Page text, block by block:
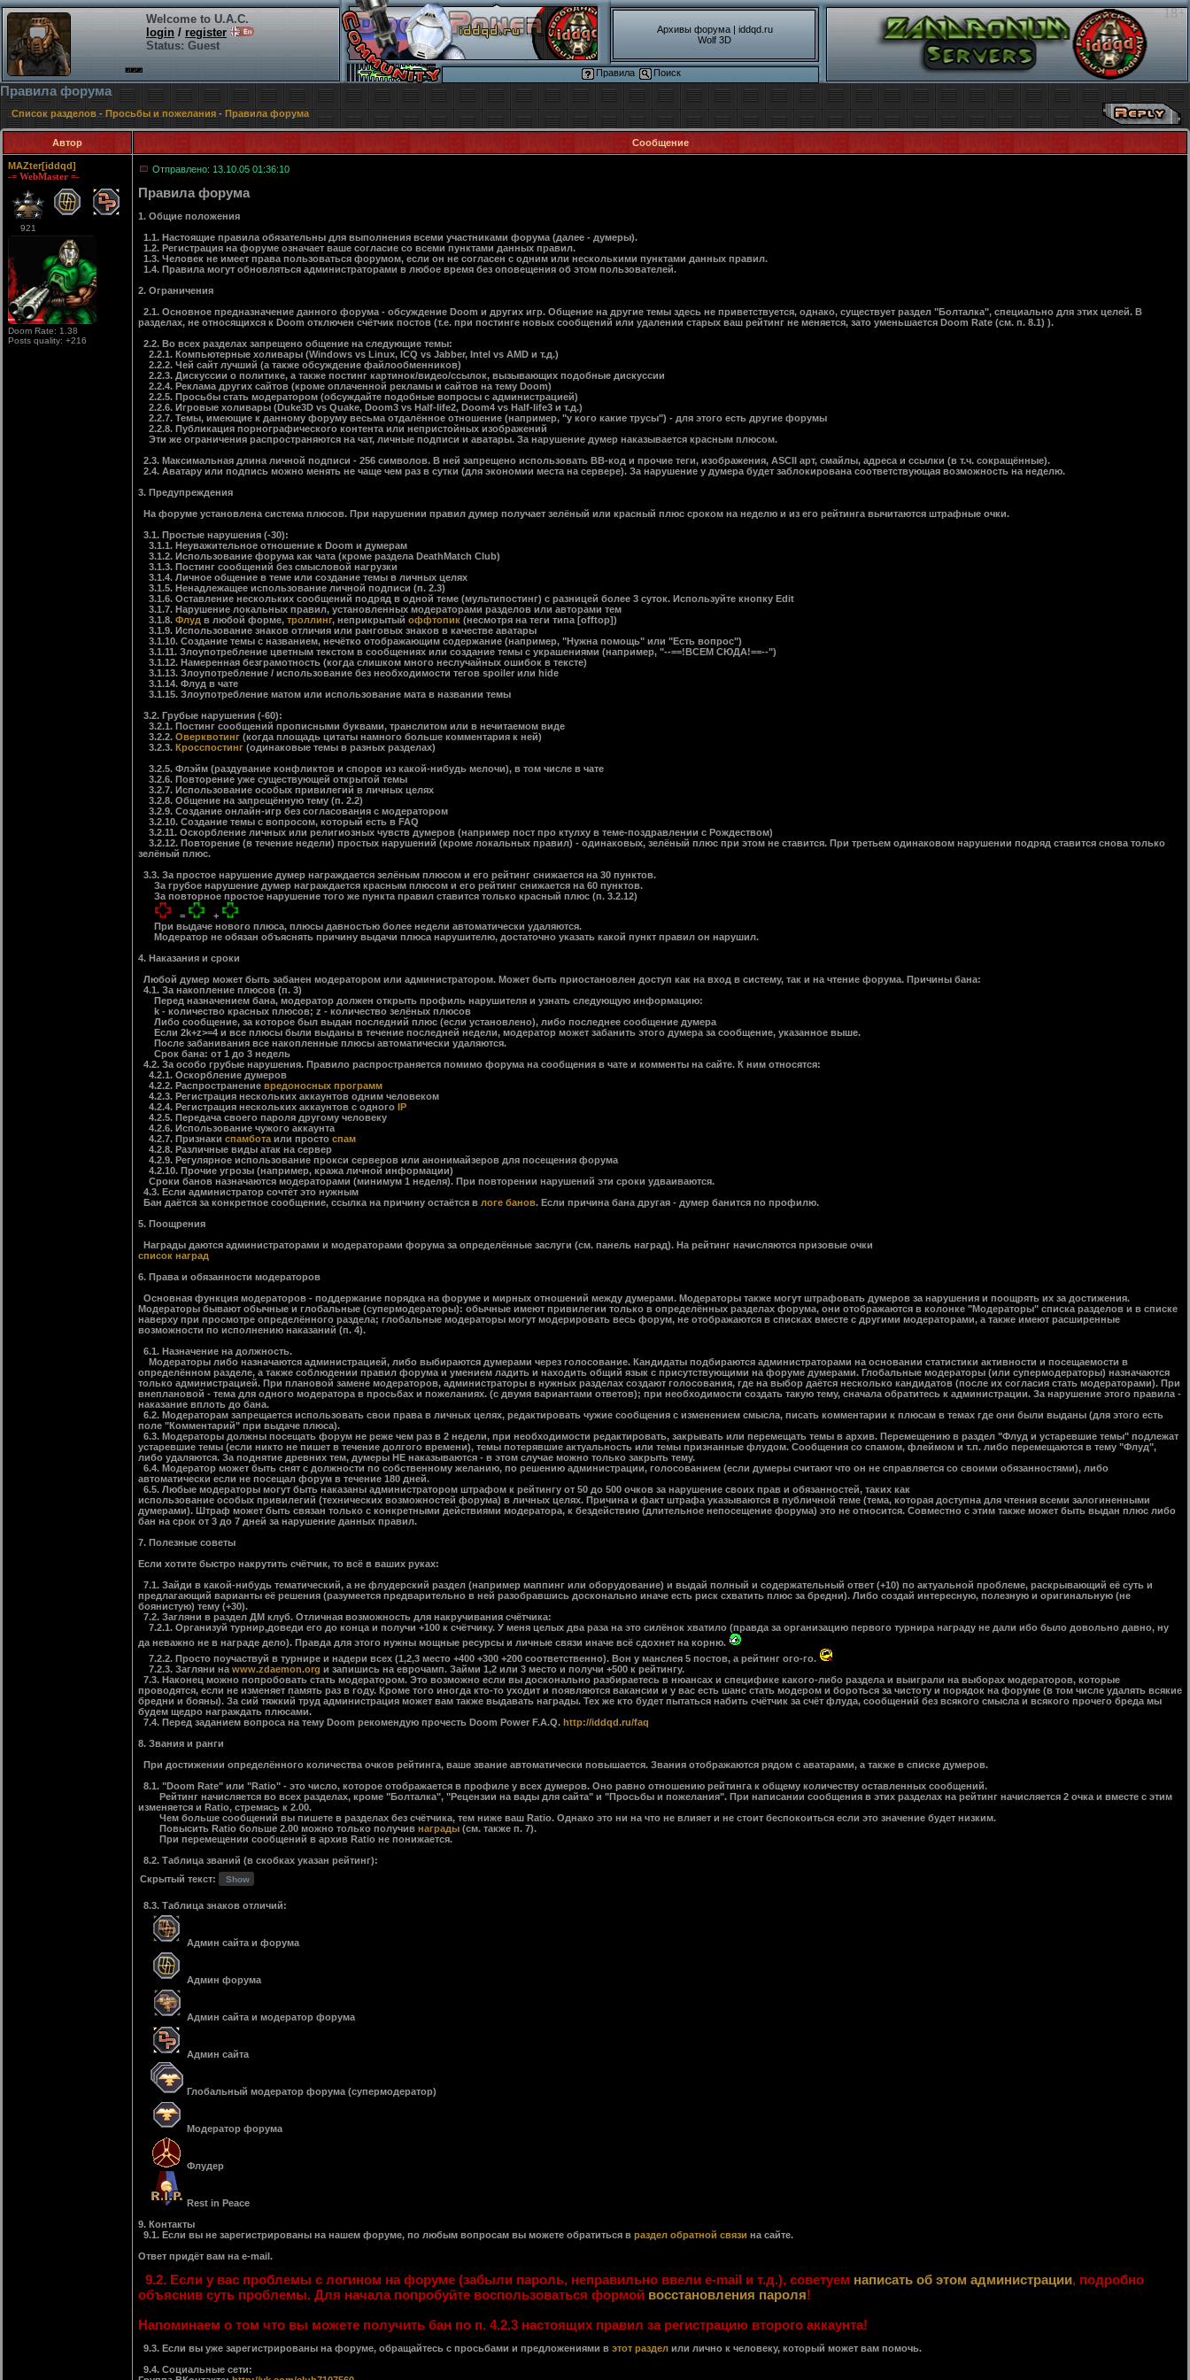
Welcome to U.A.C.
login / register
Status: Guest
Архивы форума| iddqd.ru
Wolf 3D
Правила Поиск
18+
Правила форума
Список разделов - Просьбы и пожелания - Правила форума
Автор Сообщение
MAZter[iddqd]
-= WebMaster =-
921
Doom Rate: 1.38
Posts quality: +216
Отправлено: 13.10.05 01:36:10
Правила форума
1. Общие положения
1.1. Настоящие правила обязательны для выполнения всеми участниками форума (далее - думеры).
1.2. Регистрация на форуме означает ваше согласие со всеми пунктами данных правил.
1.3. Человек не имеет права пользоваться форумом, если он не согласен с одним или несколькими пунктами данных правил.
1.4. Правила могут обновляться администраторами в любое время без оповещения об этом пользователей.
2. Ограничения
2.1. Основное предназначение данного форума - обсуждение Doom и других игр. Общение на другие темы здесь не приветствуется, однако, существует раздел "Болталка", специально для этих целей. В
разделах, не относящихся к Doom отключен счётчик постов (т.е. при постинге новых сообщений или удалении старых ваш рейтинг не меняется, зато уменьшается Doom Rate (см. п. 8.1) ).
2.2. Во всех разделах запрещено общение на следующие темы:
2.2.1. Компьютерные холивары (Windows vs Linux, ICQ vs Jabber, Intel vs AMD и т.д.)
2.2.2. Чей сайт лучший (а также обсуждение файлообменников)
2.2.3. Дискуссии о политике, а также постинг картинок/видео/ссылок, вызывающих подобные дискуссии
2.2.4. Реклама других сайтов (кроме оплаченной рекламы и сайтов на тему Doom)
2.2.5. Просьбы стать модератором (обсуждайте подобные вопросы с администрацией)
2.2.6. Игровые холивары (Duke3D vs Quake, Doom3 vs Half-life2, Doom4 vs Half-life3 и т.д.)
2.2.7. Темы, имеющие к данному форуму весьма отдалённое отношение (например, "у кого какие трусы") - для этого есть другие форумы
2.2.8. Публикация порнографического контента или непристойных изображений
Эти же ограничения распространяются на чат, личные подписи и аватары. За нарушение думер наказывается красным плюсом.
2.3. Максимальная длина личной подписи - 256 символов. В ней запрещено использовать BB-код и прочие теги, изображения, ASCII арт, смайлы, адреса и ссылки (в т.ч. сокращённые).
2.4. Аватару или подпись можно менять не чаще чем раз в сутки (для экономии места на сервере). За нарушение у думера будет заблокирована соответствующая возможность на неделю.
3. Предупреждения
На форуме установлена система плюсов. При нарушении правил думер получает зелёный или красный плюс сроком на неделю и из его рейтинга вычитаются штрафные очки.
3.1. Простые нарушения (-30):
3.1.1. Неуважительное отношение к Doom и думерам
3.1.2. Использование форума как чата (кроме раздела DeathMatch Club)
3.1.3. Постинг сообщений без смысловой нагрузки
3.1.4. Личное общение в теме или создание темы в личных целях
3.1.5. Ненадлежащее использование личной подписи (п. 2.3)
3.1.6. Оставление нескольких сообщений подряд в одной теме (мультипостинг) с разницей более 3 суток. Используйте кнопку Edit
3.1.7. Нарушение локальных правил, установленных модераторами разделов или авторами тем
3.1.8. Флуд в любой форме, троллинг, неприкрытый оффтопик (несмотря на теги типа [offtop])
3.1.9. Использование знаков отличия или ранговых знаков в качестве аватары
3.1.10. Создание темы с названием, нечётко отображающим содержание (например, "Нужна помощь" или "Есть вопрос")
3.1.11. Злоупотребление цветным текстом в сообщениях или создание темы с украшениями (например, "--==!ВСЕМ СЮДА!==--")
3.1.12. Намеренная безграмотность (когда слишком много неслучайных ошибок в тексте)
3.1.13. Злоупотребление / использование без необходимости тегов spoiler или hide
3.1.14. Флуд в чате
3.1.15. Злоупотребление матом или использование мата в названии темы
3.2. Грубые нарушения (-60):
3.2.1. Постинг сообщений прописными буквами, транслитом или в нечитаемом виде
3.2.2. Оверквотинг (когда площадь цитаты намного больше комментария к ней)
3.2.3. Кросспостинг (одинаковые темы в разных разделах)
3.2.5. Флэйм (раздувание конфликтов и споров из какой-нибудь мелочи), в том числе в чате
3.2.6. Повторение уже существующей открытой темы
3.2.7. Использование особых привилегий в личных целях
3.2.8. Общение на запрещённую тему (п. 2.2)
3.2.9. Создание онлайн-игр без согласования с модератором
3.2.10. Создание темы с вопросом, который есть в FAQ
3.2.11. Оскорбление личных или религиозных чувств думеров (например пост про ктулху в теме-поздравлении с Рождеством)
3.2.12. Повторение (в течение недели) простых нарушений (кроме локальных правил) - одинаковых, зелёный плюс при этом не ставится. При третьем одинаковом нарушении подряд ставится снова только
зелёный плюс.
3.3. За простое нарушение думер награждается зелёным плюсом и его рейтинг снижается на 30 пунктов.
За грубое нарушение думер награждается красным плюсом и его рейтинг снижается на 60 пунктов.
За повторное простое нарушение того же пункта правил ставится только красный плюс (п. 3.2.12)
=
+
При выдаче нового плюса, плюсы давностью более недели автоматически удаляются.
Модератор не обязан объяснять причину выдачи плюса нарушителю, достаточно указать какой пункт правил он нарушил.
4. Наказания и сроки
Любой думер может быть забанен модератором или администратором. Может быть приостановлен доступ как на вход в систему, так и на чтение форума. Причины бана:
4.1. За накопление плюсов (п. 3)
Перед назначением бана, модератор должен открыть профиль нарушителя и узнать следующую информацию:
k - количество красных плюсов; z - количество зелёных плюсов
Либо сообщение, за которое был выдан последний плюс (если установлено), либо последнее сообщение думера
Если 2k+z>=4 и все плюсы были выданы в течение последней недели, модератор может забанить этого думера за сообщение, указанное выше.
После забанивания все накопленные плюсы автоматически удаляются.
Срок бана: от 1 до 3 недель
4.2. За особо грубые нарушения. Правило распространяется помимо форума на сообщения в чате и комменты на сайте. К ним относятся:
4.2.1. Оскорбление думеров
4.2.2. Распространение вредоносных программ
4.2.3. Регистрация нескольких аккаунтов одним человеком
4.2.4. Регистрация нескольких аккаунтов с одного IP
4.2.5. Передача своего пароля другому человеку
4.2.6. Использование чужого аккаунта
4.2.7. Признаки спамбота или просто спам
4.2.8. Различные виды атак на сервер
4.2.9. Регулярное использование прокси серверов или анонимайзеров для посещения форума
4.2.10. Прочие угрозы (например, кража личной информации)
Сроки банов назначаются модераторами (минимум 1 неделя). При повторении нарушений эти сроки удваиваются.
4.3. Если администратор сочтёт это нужным
Бан даётся за конкретное сообщение, ссылка на причину остаётся в логе банов. Если причина бана другая - думер банится по профилю.
5. Поощрения
Награды даются администраторами и модераторами форума за определённые заслуги (см. панель наград). На рейтинг начисляются призовые очки
список наград
6. Права и обязанности модераторов
Основная функция модераторов - поддержание порядка на форуме и мирных отношений между думерами. Модераторы также могут штрафовать думеров за нарушения и поощрять их за достижения.
Модераторы бывают обычные и глобальные (супермодераторы): обычные имеют привилегии только в определённых разделах форума, они отображаются в колонке "Модераторы" списка разделов и в списке
наверху при просмотре определённого раздела; глобальные модераторы могут модерировать весь форум, не отображаются в списках вместе с другими модераторами, а также имеют расширенные
возможности по исполнению наказаний (п. 4).
6.1. Назначение на должность.
Модераторы либо назначаются администрацией, либо выбираются думерами через голосование. Кандидаты подбираются администраторами на основании статистики активности и посещаемости в
определённом разделе, а также соблюдении правил форума и умением ладить и находить общий язык с присутствующими на форуме думерами. Глобальные модераторы (или супермодераторы) назначаются
только администрацией. При плановой замене модераторов, администраторы в нужных разделах создают голосования, где на выбор даётся несколько кандидатов (после их согласия стать модераторами). При
внеплановой - тема для одного модератора в просьбах и пожеланиях. (с двумя вариантами ответов); при необходимости создать такую тему, сначала обратитесь к администрации. За нарушение этого правила -
наказание вплоть до бана.
6.2. Модераторам запрещается использовать свои права в личных целях, редактировать чужие сообщения с изменением смысла, писать комментарии к плюсам в темах где они были выданы (для этого есть
поле "Комментарий" при выдаче плюса).
6.3. Модераторы должны посещать форум не реже чем раз в 2 недели, при необходимости редактировать, закрывать или перемещать темы в архив. Перемещению в раздел "Флуд и устаревшие темы" подлежат
устаревшие темы (если никто не пишет в течение долгого времени), темы потерявшие актуальность или темы признанные флудом. Сообщения со спамом, флеймом и т.п. либо перемещаются в тему "Флуд",
либо удаляются. За поднятие древних тем, думеры НЕ наказываются - в этом случае можно только закрыть тему.
6.4. Модератор может быть снят с должности по собственному желанию, по решению администрации, голосованием (если думеры считают что он не справляется со своими обязанностями), либо
автоматически если не посещал форум в течение 180 дней.
6.5. Любые модераторы могут быть наказаны администратором штрафом к рейтингу от 50 до 500 очков за нарушение своих прав и обязанностей, таких как
использование особых привилегий (технических возможностей форума) в личных целях. Причина и факт штрафа указываются в публичной теме (тема, которая доступна для чтения всеми залогиненными
думерами). Штраф может быть связан только с конкретными действиями модератора, к бездействию (длительное непосещение форума) это не относится. Совместно с этим также может быть выдан плюс либо
бан на срок от 3 до 7 дней за нарушение данных правил.
7. Полезные советы
Если хотите быстро накрутить счётчик, то всё в ваших руках:
7.1. Зайди в какой-нибудь тематический, а не флудерский раздел (например маппинг или оборудование) и выдай полный и содержательный ответ (+10) по актуальной проблеме, раскрывающий её суть и
предлагающий варианты её решения (разумеется предварительно в ней разобравшись досконально иначе есть риск схватить плюс за бредни). Либо создай интересную, полезную и оригинальную (не
боянистую) тему (+30).
7.2. Загляни в раздел ДМ клуб. Отличная возможность для накручивания счётчика:
7.2.1. Организуй турнир,доведи его до конца и получи +100 к счётчику. У меня целых два раза на это силёнок хватило (правда за организацию первого турнира награду не дали ибо было довольно давно, ну
да неважно не в награде дело). Правда для этого нужны мощные ресурсы и личные связи иначе всё сдохнет на корню.
7.2.2. Просто поучаствуй в турнире и надери всех (1,2,3 место +400 +300 +200 соответственно). Вон у манслея 5 постов, а рейтинг ого-го.
7.2.3. Загляни на www.zdaemon.org и запишись на еврочамп. Займи 1,2 или 3 место и получи +500 к рейтингу.
7.3. Наконец можно попробовать стать модератором. Это возможно если вы досконально разбираетесь в нюансах и специфике какого-либо раздела и выиграли на выборах модераторов, которые
проводятся, если не изменяет память раз в году. Кроме того иногда кто-то уходит и появляются вакансии и у вас есть шанс стать модером и бороться за чистоту и порядок на форуме (в том числе удалять всякие
бредни и бояны). За сий тяжкий труд администрация может вам также выдавать награды. Тех же кто будет пытаться набить счётчик за счёт флуда, сообщений без всякого смысла и всякого прочего бреда мы
будем щедро награждать плюсами.
7.4. Перед заданием вопроса на тему Doom рекомендую прочесть Doom Power F.A.Q. http://iddqd.ru/faq
8. Звания и ранги
При достижении определённого количества очков рейтинга, ваше звание автоматически повышается. Звания отображаются рядом с аватарами, а также в списке думеров.
8.1. "Doom Rate" или "Ratio" - это число, которое отображается в профиле у всех думеров. Оно равно отношению рейтинга к общему количеству оставленных сообщений.
Рейтинг начисляется во всех разделах, кроме "Болталка", "Рецензии на вады для сайта" и "Просьбы и пожелания". При написании сообщения в этих разделах на рейтинг начисляется 2 очка и вместе с этим
изменяется и Ratio, стремясь к 2.00.
Чем больше сообщений вы пишете в разделах без счётчика, тем ниже ваш Ratio. Однако это ни на что не влияет и не стоит беспокоиться если это значение будет низким.
Повысить Ratio больше 2.00 можно только получив награды (см. также п. 7).
При перемещении сообщений в архив Ratio не понижается.
8.2. Таблица званий (в скобках указан рейтинг):
Скрытый текст:
8.3. Таблица знаков отличий:
Админ сайта и форума
Админ форума
Админ сайта и модератор форума
Админ сайта
Глобальный модератор форума (супермодератор)
Модератор форума
Флудер
Rest in Peace
9. Контакты
9.1. Если вы не зарегистрированы на нашем форуме, по любым вопросам вы можете обратиться в раздел обратной связи на сайте.
Ответ придёт вам на e-mail.
9.2. Если у вас проблемы с логином на форуме (забыли пароль, неправильно ввели e-mail и т.д.), советуем написать об этом администрации, подробно
объяснив суть проблемы. Для начала попробуйте воспользоваться формой восстановления пароля!
Напоминаем о том что вы можете получить бан по п. 4.2.3 настоящих правил за регистрацию второго аккаунта!
9.3. Если вы уже зарегистрированы на форуме, обращайтесь с просьбами и предложениями в этот раздел или лично к человеку, который может вам помочь.
9.4. Социальные сети: